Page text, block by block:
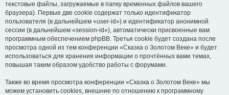
текстовые файлы, загружаемые в папку временных файлов вашего
браузера). Первые две cookie содержат только идентификатор
пользователя (в дальнейшем «user-id») и идентификатор анонимной
сессии (в дальнейшем «session-id»), автоматически присвоенные вам
программным обеспечением phpBB. Третья cookie будет создана после
просмотра одной из тем конференции «Сказка о Золотом Веке» и будет
использоваться для хранения информации о прочтённых вами темах,
повышая таким образом удобство работы с форумами.
Также во время просмотра конференции «Сказка о Золотом Веке» мы
можем установить cookies, внешние по отношению к программному